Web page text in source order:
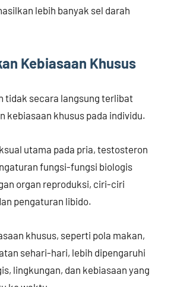
lebih banyak sel darah
Kebiasaan Khusus
tidak secara langsung terlibat
kebiasaan khusus pada individu.
utama pada pria, testosteron
fungsi-fungsi biologis
organ reproduksi, ciri-ciri
pengaturan libido.
khusus, seperti pola makan,
sehari-hari, lebih dipengaruhi
lingkungan, dan kebiasaan yang